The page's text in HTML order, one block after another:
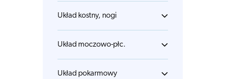
Układ kostny, nogi
Układ moczowo-płc.
Układ pokarmowy